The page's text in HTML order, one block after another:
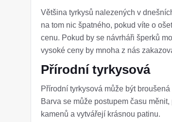
Většina tyrkysů nalezených v
na tom nic špatného, ​​pokud víte o
cenu. Pokud by se návrháři šperků
vysoké ceny by mnoha z nás
Přírodní tyrkysová
Přírodní tyrkysová může být
Barva se může postupem času
kamenů a vytvářejí krásnou patinu.